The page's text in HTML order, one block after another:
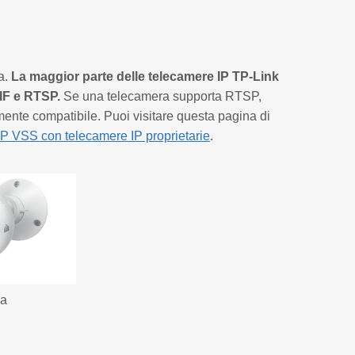
La maggior parte delle telecamere IP TP-Link
e RTSP. Se una telecamera supporta RTSP,
compatibile. Puoi visitare questa pagina di
VSS con telecamere IP proprietarie.